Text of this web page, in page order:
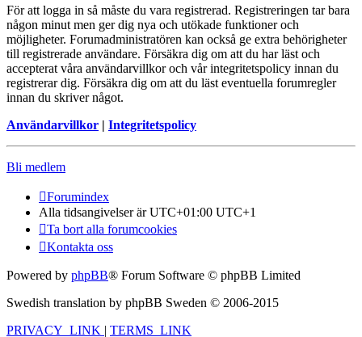
För att logga in så måste du vara registrerad. Registreringen tar bara
någon minut men ger dig nya och utökade funktioner och
möjligheter. Forumadministratören kan också ge extra behörigheter
till registrerade användare. Försäkra dig om att du har läst och
accepterat våra användarvillkor och vår integritetspolicy innan du
registrerar dig. Försäkra dig om att du läst eventuella forumregler
innan du skriver något.
Användarvillkor | Integritetspolicy
Bli medlem
Forumindex
Alla tidsangivelser är UTC+01:00 UTC+1
Ta bort alla forumcookies
Kontakta oss
Powered by phpBB® Forum Software © phpBB Limited
Swedish translation by phpBB Sweden © 2006-2015
PRIVACY_LINK | TERMS_LINK